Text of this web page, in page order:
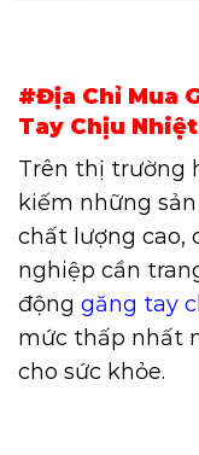
#Địa Chỉ Mua
Tay Chịu
Trên thị trường
kiếm những
chất lượng cao,
nghiệp cần
động găng tay
mức thấp nhất
cho sức khỏe.